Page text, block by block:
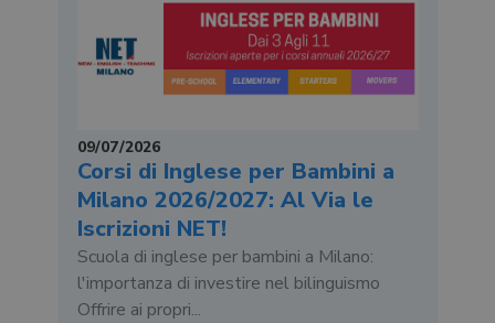
09/07/2026
Corsi di Inglese per Bambini a
Milano 2026/2027: Al Via le
Iscrizioni NET!
Scuola di inglese per bambini a Milano:
l'importanza di investire nel bilinguismo
Offrire ai propri...